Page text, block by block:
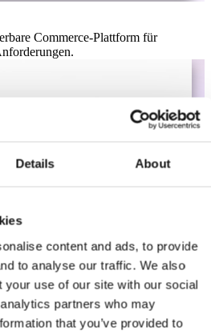
Details About
content and ads, to provide
to analyse our traffic. We also
your use of our site with our social
partners who may
that you’ve provided to
Commerce-Plattform für